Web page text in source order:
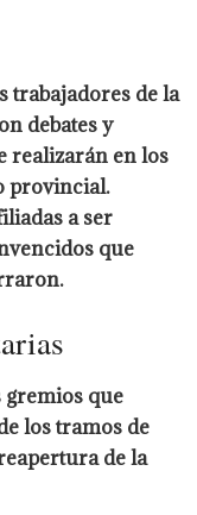
trabajadores de la
debates y
realizarán en los
provincial.
a ser
que
que
los tramos de
de la